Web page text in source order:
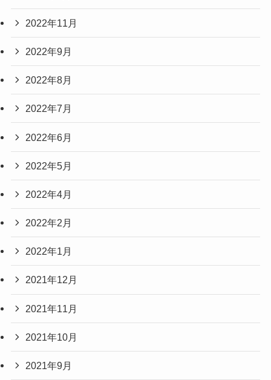
2022年11月
2022年9月
2022年8月
2022年7月
2022年6月
2022年5月
2022年4月
2022年2月
2022年1月
2021年12月
2021年11月
2021年10月
2021年9月